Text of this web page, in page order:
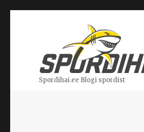
Spordihai.ee Blogi spordist